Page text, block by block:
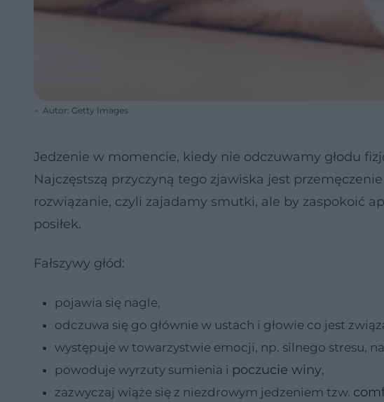
Autor: Getty Images
Jedzenie w momencie, kiedy nie odczuwamy głodu
Najczęstszą przyczyną tego zjawiska jest przemęczenie
rozwiązanie, czyli zajadamy smutki, ale by zaspokoić
posiłek.
Fałszywy głód:
pojawia się nagle,
odczuwa się go głównie w ustach i głowie co jest
występuje w towarzystwie emocji, np. silnego stresu,
powoduje wyrzuty sumienia i poczucie winy,
zazwyczaj wiąże się z niezdrowym jedzeniem tzw.